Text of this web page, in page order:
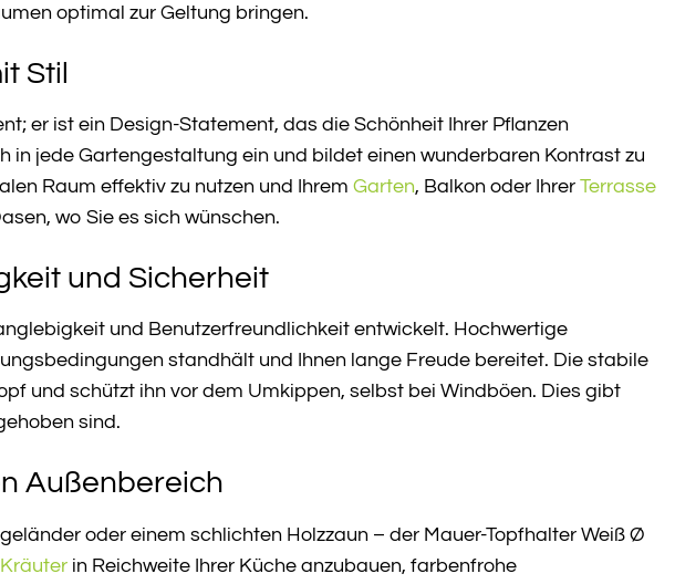
optimal zur Geltung bringen.
Stil
er ist ein Design-Statement, das die Schönheit Ihrer Pflanzen
jede Gartengestaltung ein und bildet einen wunderbaren Kontrast zu
Raum effektiv zu nutzen und Ihrem Garten, Balkon oder Ihrer Terrasse
wo Sie es sich wünschen.
und Sicherheit
und Benutzerfreundlichkeit entwickelt. Hochwertige
standhält und Ihnen lange Freude bereitet. Die stabile
und schützt ihn vor dem Umkippen, selbst bei Windböen. Dies gibt
sind.
Außenbereich
oder einem schlichten Holzzaun – der Mauer-Topfhalter Weiß Ø
Kräuter in Reichweite Ihrer Küche anzubauen, farbenfrohe